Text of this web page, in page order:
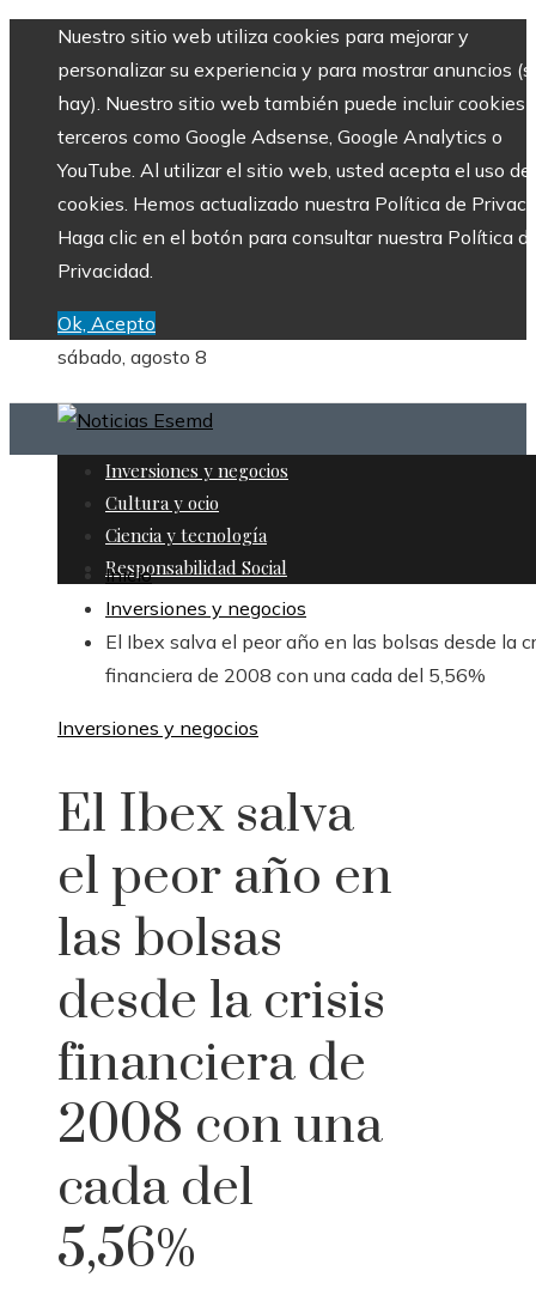
Nuestro sitio web utiliza cookies para mejorar y
personalizar su experiencia y para mostrar anuncios
hay). Nuestro sitio web también puede incluir cookies
terceros como Google Adsense, Google Analytics o
YouTube. Al utilizar el sitio web, usted acepta el uso de
cookies. Hemos actualizado nuestra Política de
Haga clic en el botón para consultar nuestra Política
Privacidad.
Ok, Acepto
sábado, agosto 8
Inversiones y negocios
Cultura y ocio
Ciencia y tecnología
Responsabilidad Social
Inicio
Inversiones y negocios
El Ibex salva el peor año en las bolsas desde la
financiera de 2008 con una cada del 5,56%
Inversiones y negocios
El Ibex salva
el peor año en
las bolsas
desde la crisis
financiera de
2008 con una
cada del
5,56%